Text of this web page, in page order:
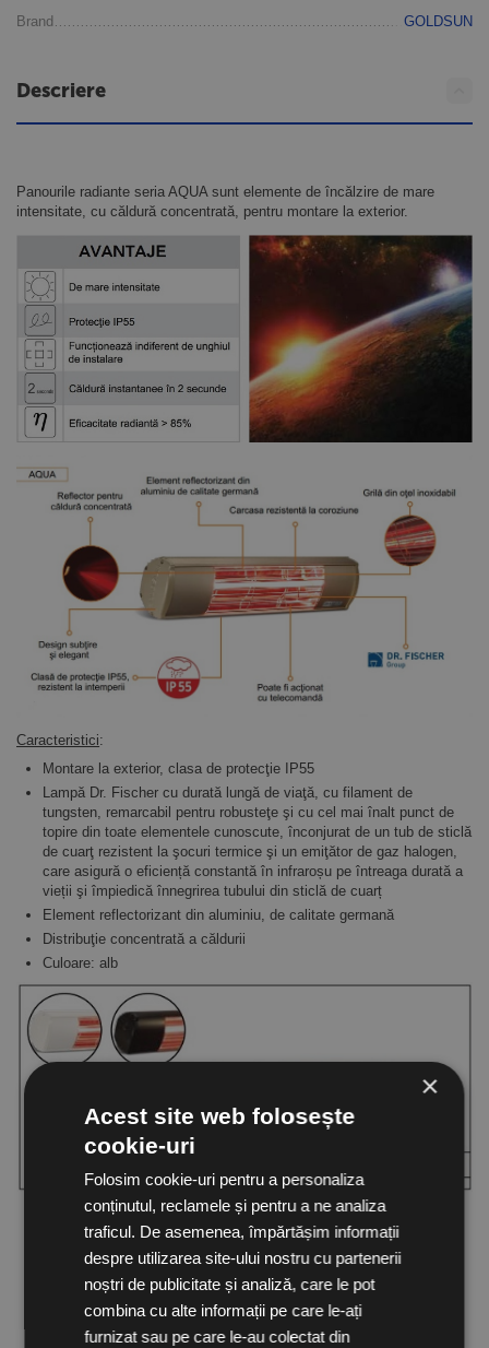
Brand GOLDSUN
Descriere
Panourile radiante seria AQUA sunt elemente de încălzire de mare
intensitate, cu căldură concentrată, pentru montare la exterior.
Caracteristici:
Montare la exterior, clasa de protecţie IP55
Lampă Dr. Fischer cu durată lungă de viaţă, cu filament de
tungsten, remarcabil pentru robusteţe şi cu cel mai înalt punct de
topire din toate elementele cunoscute, înconjurat de un tub de sticlă
de cuarţ rezistent la şocuri termice şi un emiţător de gaz halogen,
care asigură o eficiență constantă în infraroșu pe întreaga durată a
vieții şi împiedică înnegrirea tubului din sticlă de cuarț
Element reflectorizant din aluminiu, de calitate germană
Distribuţie concentrată a căldurii
Culoare: alb
Suport pentru montare pe perete inclus
Cablu de alimentare de 2,5 m lungime cu ştecher
Alimentare electrică monofazică
Înălţimea de montaj recomandată 2,5 m
Suprafaţa acoperită 10 m2
×
Acest site web folosește
cookie-uri
Folosim cookie-uri pentru a personaliza
conținutul, reclamele și pentru a ne analiza
traficul. De asemenea, împărtășim informații
despre utilizarea site-ului nostru cu partenerii
noștri de publicitate și analiză, care le pot
combina cu alte informații pe care le-ați
furnizat sau pe care le-au colectat din